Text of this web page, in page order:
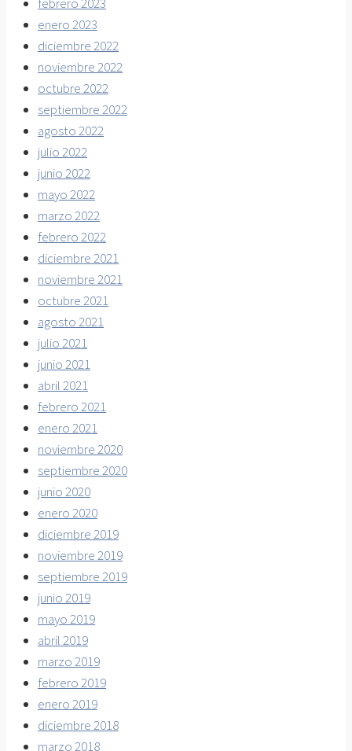
enero 2023
diciembre 2022
noviembre 2022
octubre 2022
septiembre 2022
agosto 2022
julio 2022
junio 2022
mayo 2022
marzo 2022
febrero 2022
diciembre 2021
noviembre 2021
octubre 2021
agosto 2021
julio 2021
junio 2021
abril 2021
febrero 2021
enero 2021
noviembre 2020
septiembre 2020
junio 2020
enero 2020
diciembre 2019
noviembre 2019
septiembre 2019
junio 2019
mayo 2019
abril 2019
marzo 2019
febrero 2019
enero 2019
diciembre 2018
marzo 2018